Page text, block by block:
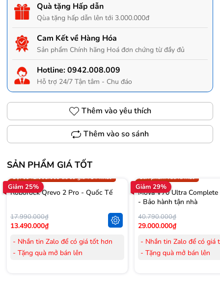
Quà tặng Hấp dẫn
Qùa tặng hấp dẫn lên tới 3.000.000đ
Cam Kết về Hàng Hóa
Sản phẩm Chính hãng Hoá đơn chứng từ đầy đủ
Hotline:0942.008.009
Hỗ trợ 24/7 Tận tâm - Chu đáo
Thêm vào yêu thích
Thêm vào so sánh
SẢN PHẨM GIÁ TỐT
Giảm 25%
Trợ giá 300.000đ
Gọi 0942.008.009 để có giá TỐT nhất
Roborock Qrevo 2 Pro - Quốc Tế
17.990.000₫
13.490.000₫
- Nhắn tin Zalo để có giá tốt hơn
- Tặng quà mở bán lên
Giảm 29%
Sản phẩm vừa ra mắt
Mova V70 Ultra
- Bảo hành tận nhà
40.790.000₫
29.000.000₫
- Nhắn tin Zalo để có giá
- Tặng quà mở bán lên